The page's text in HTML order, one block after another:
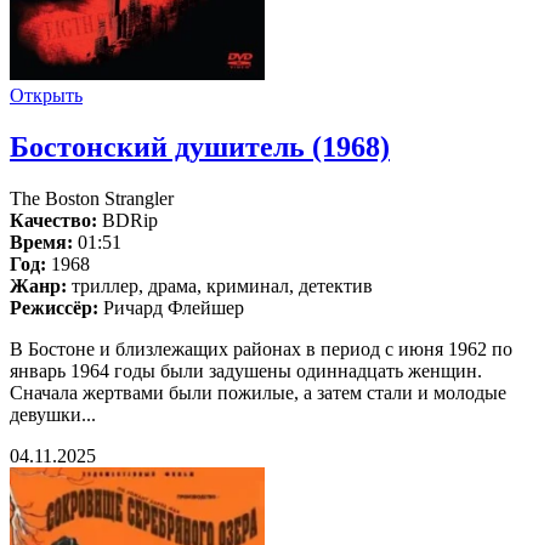
Открыть
Бостонский душитель (1968)
The Boston Strangler
Качество: BDRip
Время: 01:51
Год: 1968
Жанр: триллер, драма, криминал, детектив
Режиссёр: Ричард Флейшер
В Бостоне и близлежащих районах в период с июня 1962 по
январь 1964 годы были задушены одиннадцать женщин.
Сначала жертвами были пожилые, а затем стали и молодые
девушки...
04.11.2025